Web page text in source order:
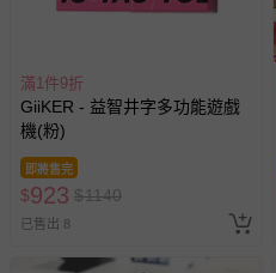
滿1件9折
GiiKER - 益智井字多功能遊戲
機(粉)
即將售完
$923 $1140
已售出 8